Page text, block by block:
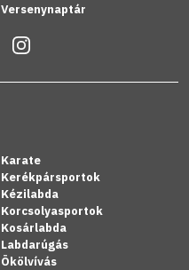
Versenynaptár
Karate
Kerékpársportok
Kézilabda
Korcsolyasportok
Kosárlabda
Labdarúgás
Ökölvívás